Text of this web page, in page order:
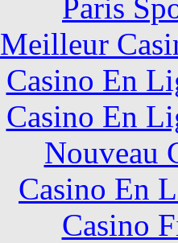
Paris
Meilleur
Casino En
Casino En
Nouveau
Casino En
Casino